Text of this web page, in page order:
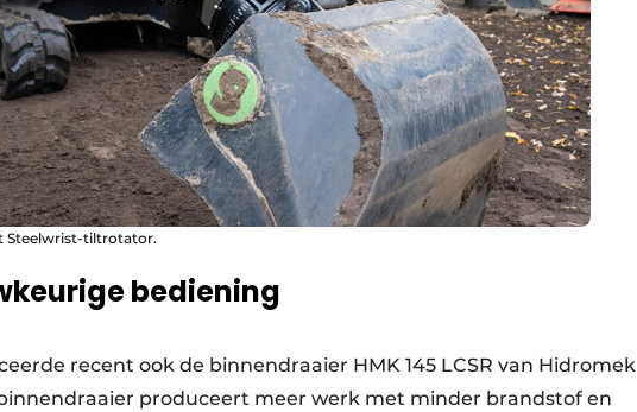
Steelwrist-tiltrotator.
bediening
recent ook de binnendraaier HMK 145 LCSR van Hidromek
produceert meer werk met minder brandstof en